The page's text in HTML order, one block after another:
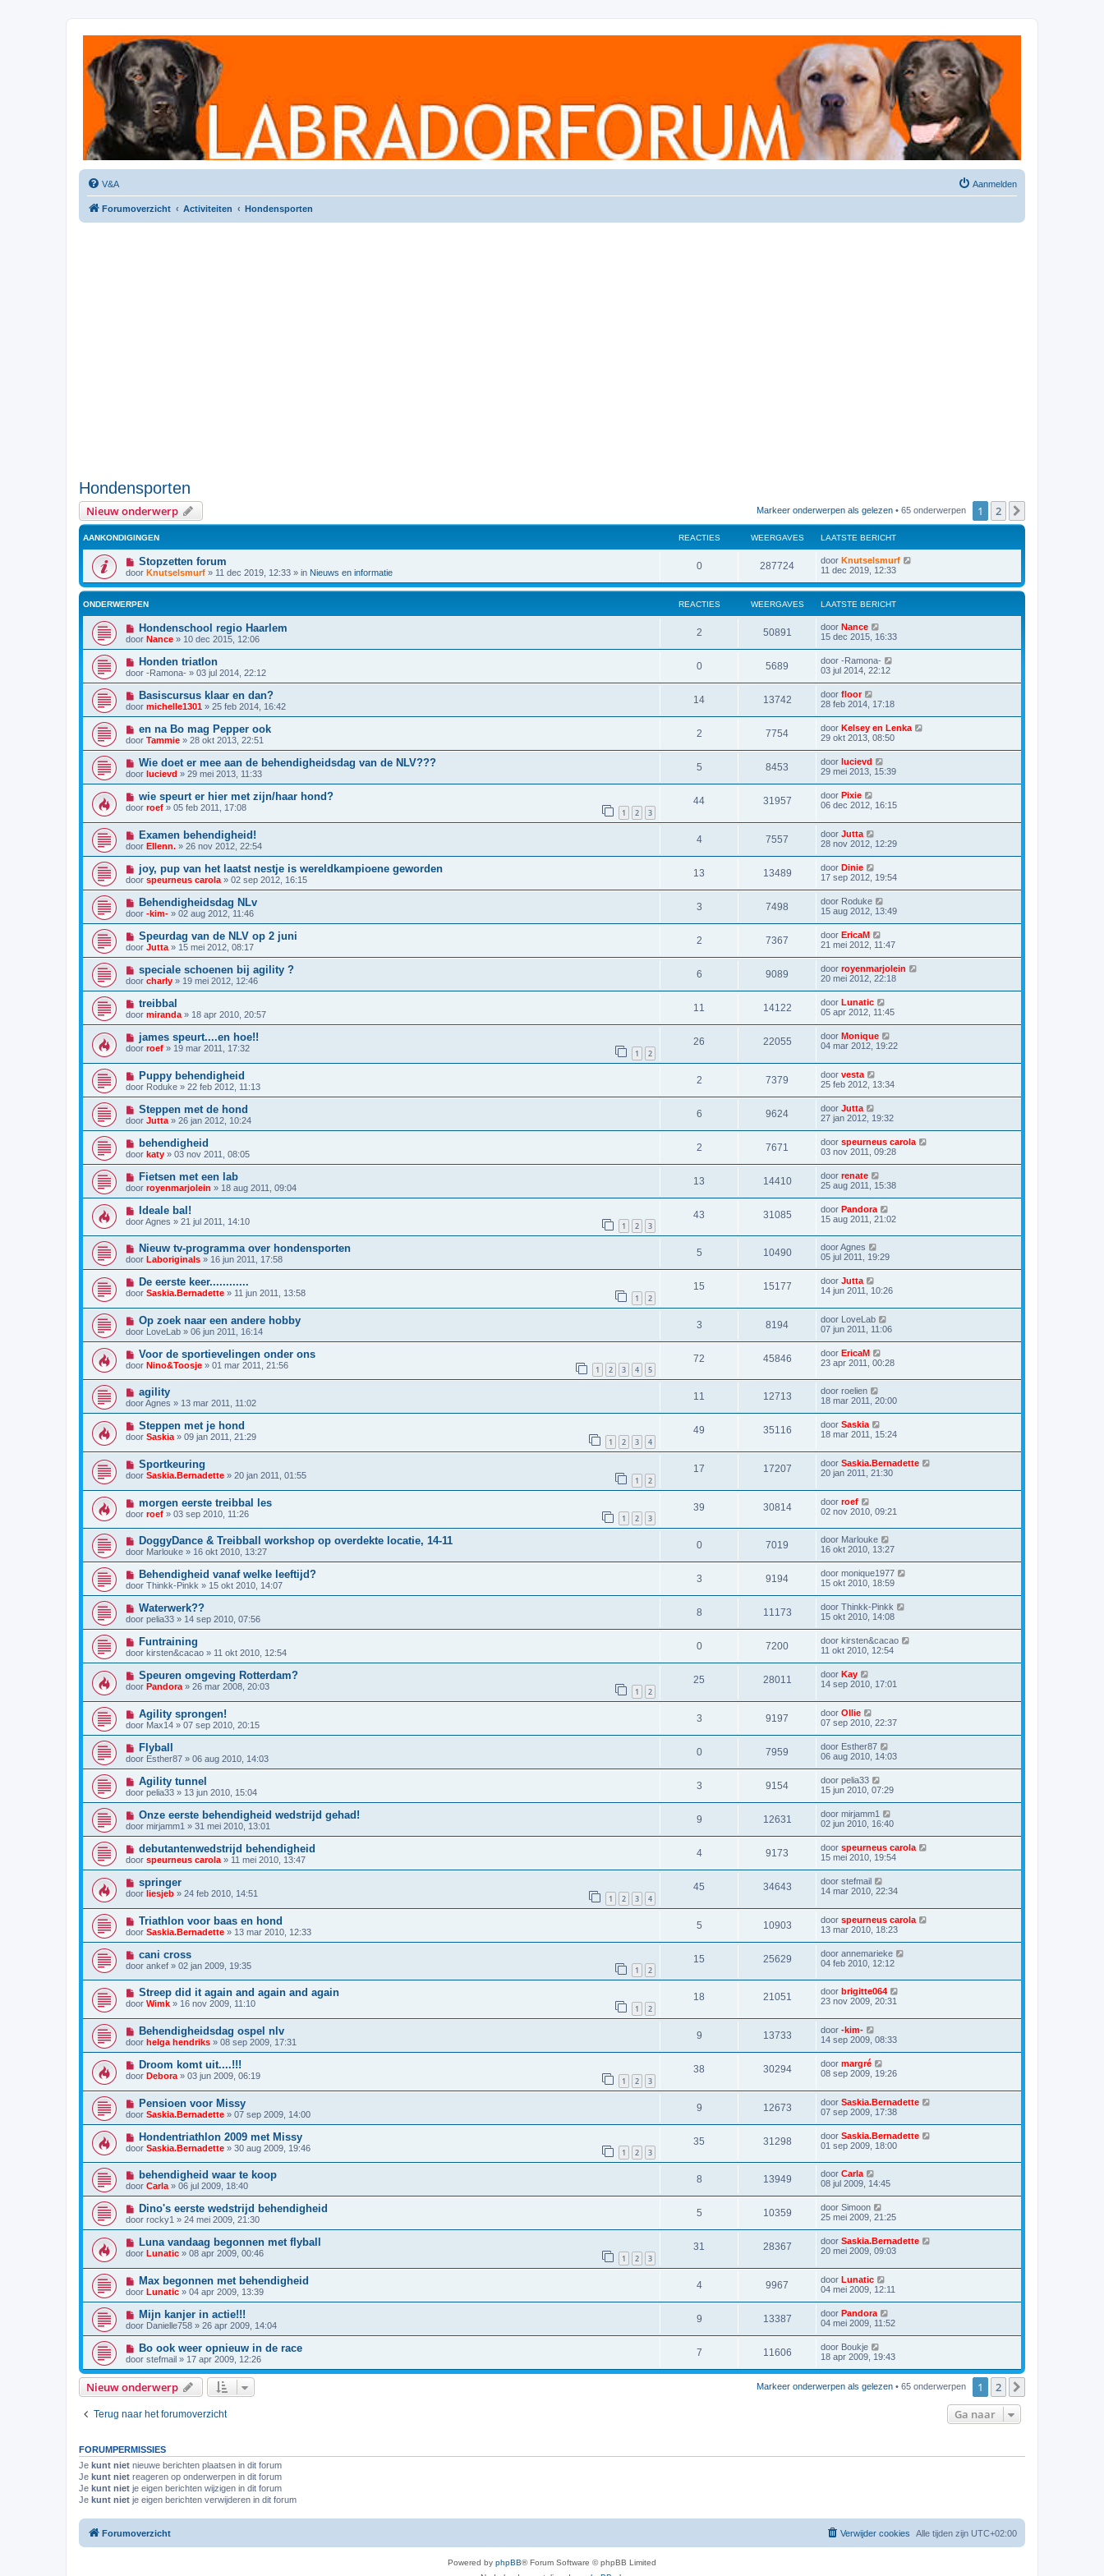
Labradorforum
Het gezelligste Labradorforum van Nederland en België!
V&A Aanmelden
Forumoverzicht Activiteiten Hondensporten
Hondensporten
Nieuw onderwerp Markeer onderwerpen als gelezen • 65 onderwerpen 1 2
AANKONDIGINGEN REACTIES WEERGAVES LAATSTE BERICHT
Stopzetten forum
door Knutselsmurf » 11 dec 2019, 12:33 » in Nieuws en informatie
0 287724 door Knutselsmurf
11 dec 2019, 12:33
ONDERWERPEN REACTIES WEERGAVES LAATSTE BERICHT
Hondenschool regio Haarlem
door Nance » 10 dec 2015, 12:06
2 50891 door Nance
15 dec 2015, 16:33
Honden triatlon
door -Ramona- » 03 jul 2014, 22:12
0 5689 door -Ramona-
03 jul 2014, 22:12
Basiscursus klaar en dan?
door michelle1301 » 25 feb 2014, 16:42
14 13742 door floor
28 feb 2014, 17:18
en na Bo mag Pepper ook
door Tammie » 28 okt 2013, 22:51
2 7754 door Kelsey en Lenka
29 okt 2013, 08:50
Wie doet er mee aan de behendigheidsdag van de NLV???
door lucievd » 29 mei 2013, 11:33
5 8453 door lucievd
29 mei 2013, 15:39
wie speurt er hier met zijn/haar hond?
door roef » 05 feb 2011, 17:08 1 2 3
44 31957 door Pixie
06 dec 2012, 16:15
Examen behendigheid!
door Ellenn. » 26 nov 2012, 22:54
4 7557 door Jutta
28 nov 2012, 12:29
joy, pup van het laatst nestje is wereldkampioene geworden
door speurneus carola » 02 sep 2012, 16:15
13 13489 door Dinie
17 sep 2012, 19:54
Behendigheidsdag NLv
door -kim- » 02 aug 2012, 11:46
3 7498 door Roduke
15 aug 2012, 13:49
Speurdag van de NLV op 2 juni
door Jutta » 15 mei 2012, 08:17
2 7367 door EricaM
21 mei 2012, 11:47
speciale schoenen bij agility ?
door charly » 19 mei 2012, 12:46
6 9089 door royenmarjolein
20 mei 2012, 22:18
treibbal
door miranda » 18 apr 2010, 20:57
11 14122 door Lunatic
05 apr 2012, 11:45
james speurt....en hoe!!
door roef » 19 mar 2011, 17:32 1 2
26 22055 door Monique
04 mar 2012, 19:22
Puppy behendigheid
door Roduke » 22 feb 2012, 11:13
2 7379 door vesta
25 feb 2012, 13:34
Steppen met de hond
door Jutta » 26 jan 2012, 10:24
6 9624 door Jutta
27 jan 2012, 19:32
behendigheid
door katy » 03 nov 2011, 08:05
2 7671 door speurneus carola
03 nov 2011, 09:28
Fietsen met een lab
door royenmarjolein » 18 aug 2011, 09:04
13 14410 door renate
25 aug 2011, 15:38
Ideale bal!
doorAgnes » 21 jul 2011, 14:10 1 2 3
43 31085 door Pandora
15 aug 2011, 21:02
Nieuw tv-programma over hondensporten
door Laboriginals » 16 jun 2011, 17:58
5 10490 doorAgnes
05 jul 2011, 19:29
De eerste keer............
door Saskia.Bernadette » 11 jun 2011, 13:58 1 2
15 15177 door Jutta
14 jun 2011, 10:26
Op zoek naar een andere hobby
door LoveLab » 06 jun 2011, 16:14
3 8194 door LoveLab
07 jun 2011, 11:06
Voor de sportievelingen onder ons
door Nino&Toosje » 01 mar 2011, 21:56 1 2 3 4 5
72 45846 door EricaM
23 apr 2011, 00:28
agility
doorAgnes » 13 mar 2011, 11:02
11 12713 door roelien
18 mar 2011, 20:00
Steppen met je hond
door Saskia» 09 jan 2011, 21:29 1 2 3 4
49 35116 door Saskia
18 mar 2011, 15:24
Sportkeuring
door Saskia.Bernadette » 20 jan 2011, 01:55 1 2
17 17207 door Saskia.Bernadette
20 jan 2011, 21:30
morgen eerste treibbal les
door roef » 03 sep 2010, 11:26 1 2 3
39 30814 door roef
02 nov 2010, 09:21
DoggyDance & Treibball workshop op overdekte locatie, 14-11
door Marlouke » 16 okt 2010, 13:27
0 7019 door Marlouke
16 okt 2010, 13:27
Behendigheid vanaf welke leeftijd?
door Thinkk-Pinkk » 15 okt 2010, 14:07
3 9194 door monique1977
15 okt 2010, 18:59
Waterwerk??
door pelia33 » 14 sep 2010, 07:56
8 11173 door Thinkk-Pinkk
15 okt 2010, 14:08
Funtraining
door kirsten&cacao » 11 okt 2010, 12:54
0 7200 door kirsten&cacao
11 okt 2010, 12:54
Speuren omgeving Rotterdam?
door Pandora » 26 mar 2008, 20:03 1 2
25 28011 door Kay
14 sep 2010, 17:01
Agility sprongen!
door Max14 » 07 sep 2010, 20:15
3 9197 door Ollie
07 sep 2010, 22:37
Flyball
door Esther87 » 06 aug 2010, 14:03
0 7959 door Esther87
06 aug 2010, 14:03
Agility tunnel
door pelia33 » 13 jun 2010, 15:04
3 9154 door pelia33
15 jun 2010, 07:29
Onze eerste behendigheid wedstrijd gehad!
door mirjamm1 » 31 mei 2010, 13:01
9 12631 door mirjamm1
02 jun 2010, 16:40
debutantenwedstrijd behendigheid
door speurneus carola » 11 mei 2010, 13:47
4 9173 door speurneus carola
15 mei 2010, 19:54
springer
door liesjeb » 24 feb 2010, 14:51 1 2 3 4
45 34643 door stefmail
14 mar 2010, 22:34
Triathlon voor baas en hond
door Saskia.Bernadette » 13 mar 2010, 12:33
5 10903 door speurneus carola
13 mar 2010, 18:23
cani cross
door ankef » 02 jan 2009, 19:35 1 2
15 25629 door annemarieke
04 feb 2010, 12:12
Streep did it again and again and again
door Wimk » 16 nov 2009, 11:10 1 2
18 21051 door brigitte064
23 nov 2009, 20:31
Behendigheidsdag ospel nlv
door helga hendriks » 08 sep 2009, 17:31
9 13733 door -kim-
14 sep 2009, 08:33
Droom komt uit....!!!
door Debora » 03 jun 2009, 06:19 1 2 3
38 30294 door margré
08 sep 2009, 19:26
Pensioen voor Missy
door Saskia.Bernadette » 07 sep 2009, 14:00
9 12673 door Saskia.Bernadette
07 sep 2009, 17:38
Hondentriathlon 2009 met Missy
door Saskia.Bernadette » 30 aug 2009, 19:46 1 2 3
35 31298 door Saskia.Bernadette
01 sep 2009, 18:00
behendigheid waar te koop
door Carla » 06 jul 2009, 18:40
8 13949 door Carla
08 jul 2009, 14:45
Dino's eerste wedstrijd behendigheid
door rocky1 » 24 mei 2009, 21:30
5 10359 door Simoon
25 mei 2009, 21:25
Luna vandaag begonnen met flyball
door Lunatic » 08 apr 2009, 00:46 1 2 3
31 28367 door Saskia.Bernadette
20 mei 2009, 09:03
Max begonnen met behendigheid
door Lunatic » 04 apr 2009, 13:39
4 9967 door Lunatic
04 mei 2009, 12:11
Mijn kanjer in actie!!!
door Danielle758 » 26 apr 2009, 14:04
9 13387 door Pandora
04 mei 2009, 11:52
Bo ook weer opnieuw in de race
door stefmail » 17 apr 2009, 12:26
7 11606 door Boukje
18 apr 2009, 19:43
Nieuw onderwerp Markeer onderwerpen als gelezen • 65 onderwerpen 1 2
Terug naar het forumoverzicht Ga naar
FORUMPERMISSIES
Je kunt niet nieuwe berichten plaatsen in dit forum
Je kunt niet reageren op onderwerpen in dit forum
Je kunt niet je eigen berichten wijzigen in dit forum
Je kunt niet je eigen berichten verwijderen in dit forum
Forumoverzicht Alle tijden zijn UTC+02:00
Verwijder cookies
Powered by phpBB® Forum Software © phpBB Limited